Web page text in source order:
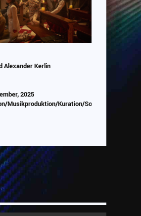
Alexander Kerlin
2025
Musikproduktion/Kuration/Sounddesign/
von Youtube eingebettet
Es gilt die
von Google